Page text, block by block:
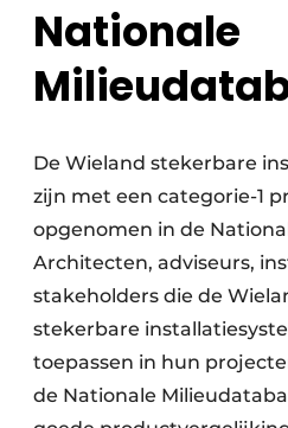
Nationale
De Wieland stekerbare
zijn met een categorie-1
opgenomen in de
Architecten, adviseurs,
stakeholders die de
stekerbare
toepassen in hun
de Nationale